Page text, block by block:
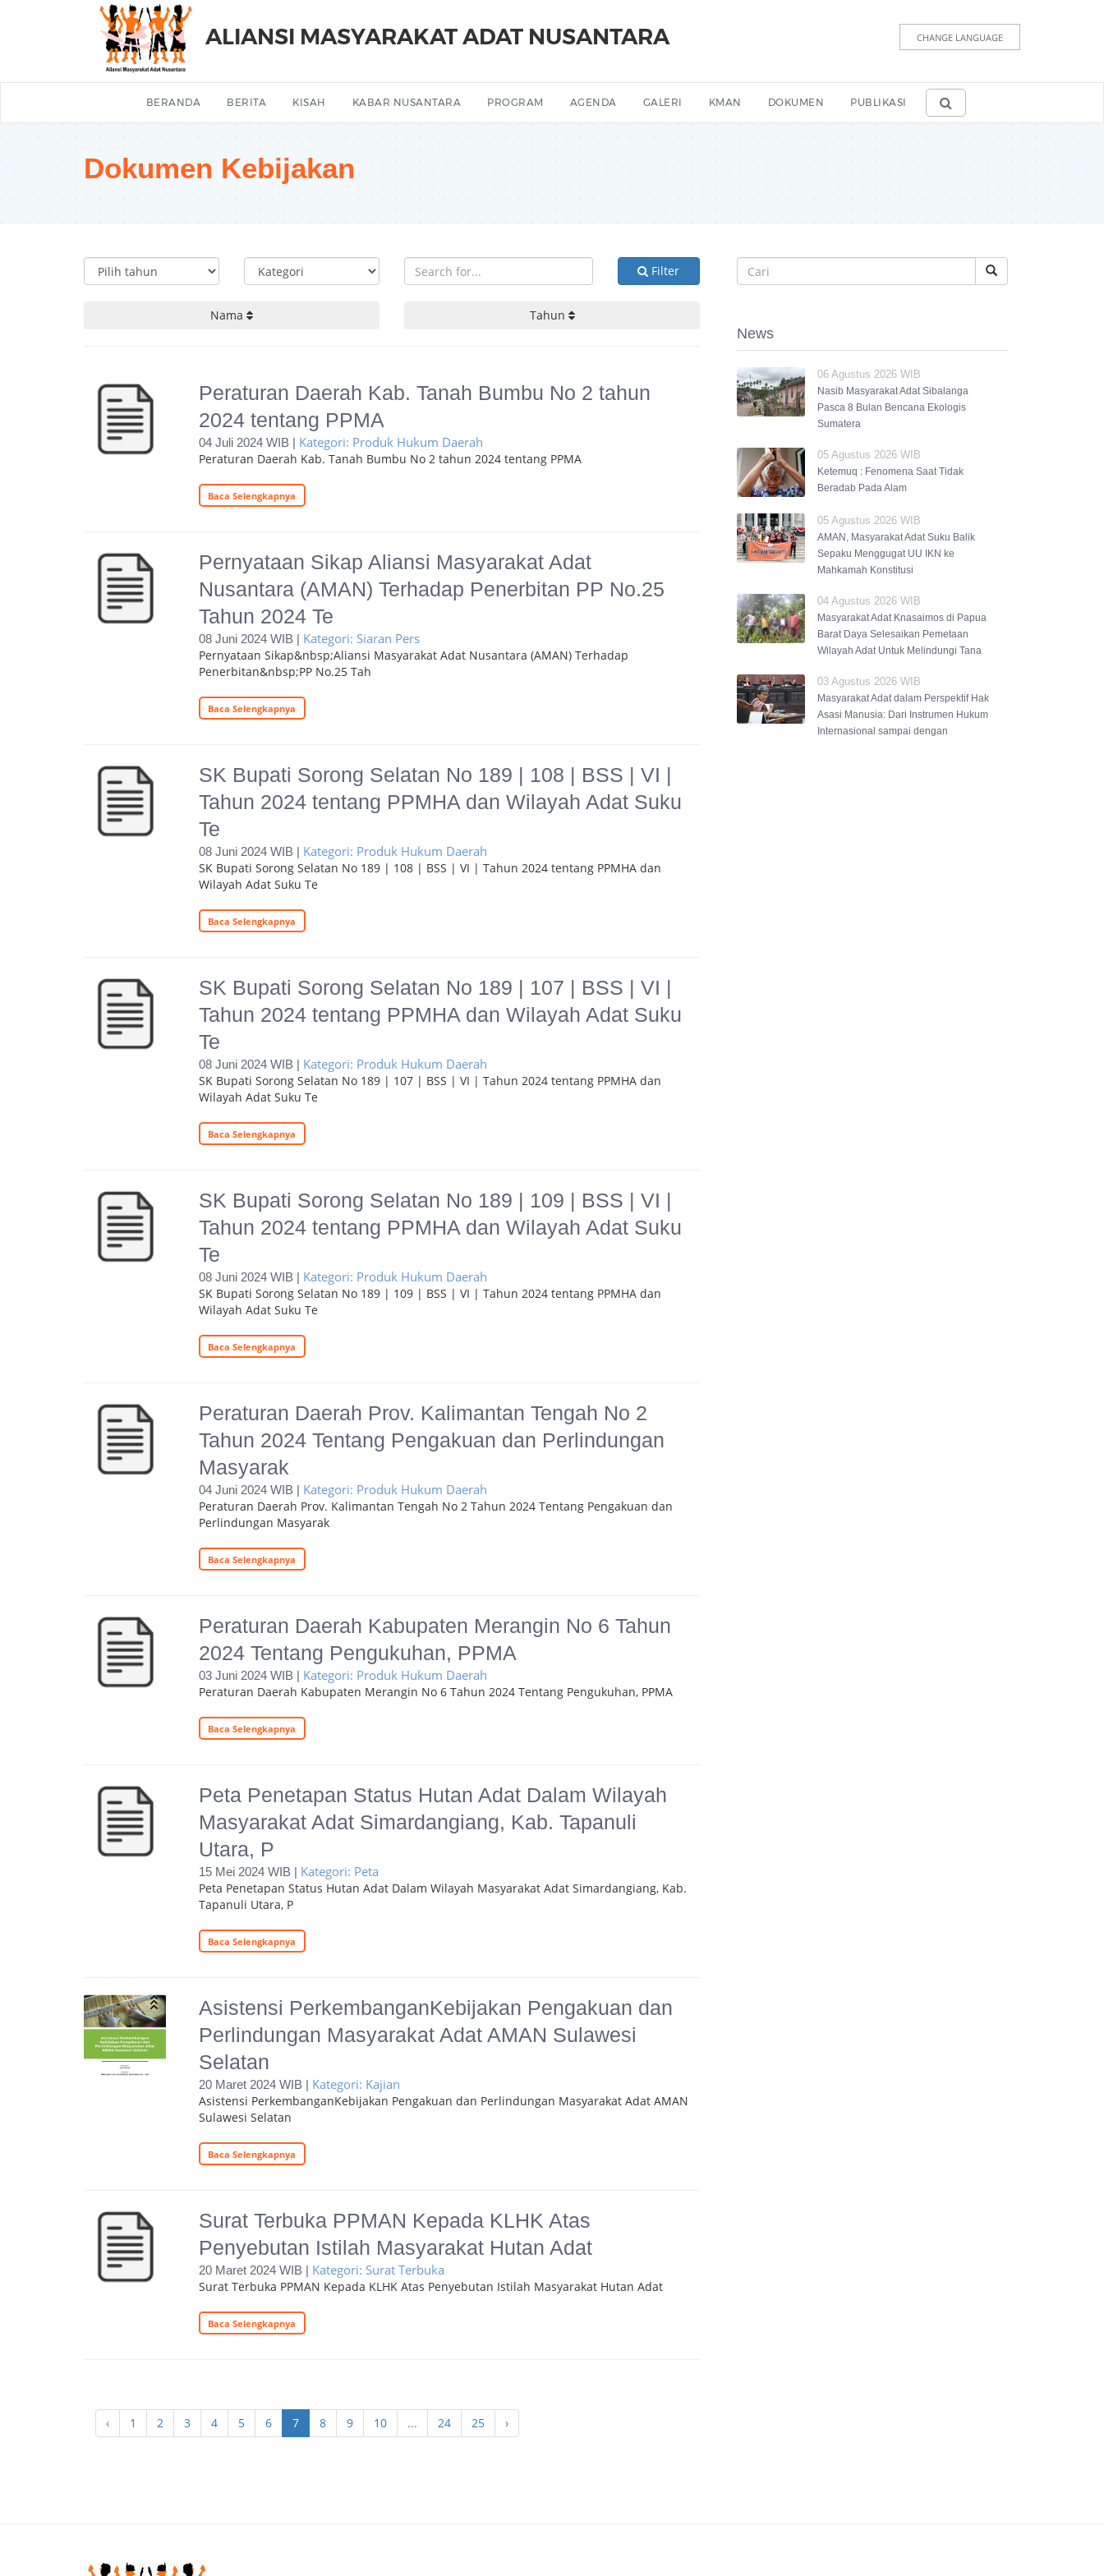
ALIANSI MASYARAKAT ADAT NUSANTARA CHANGE LANGUAGE
BERANDA BERITA KISAH KABAR NUSANTARA PROGRAM AGENDA GALERI KMAN DOKUMEN PUBLIKASI
Dokumen Kebijakan
Filter
Nama Tahun
Peraturan Daerah Kab. Tanah Bumbu No 2 tahun
2024 tentang PPMA
04 Juli 2024 WIB | Kategori: Produk Hukum Daerah
Peraturan Daerah Kab. Tanah Bumbu No 2 tahun 2024 tentang PPMA
Baca Selengkapnya
Pernyataan Sikap Aliansi Masyarakat Adat
Nusantara (AMAN) Terhadap Penerbitan PP No.25
Tahun 2024 Te
08 Juni 2024 WIB | Kategori: Siaran Pers
Pernyataan Sikap&nbsp;Aliansi Masyarakat Adat Nusantara (AMAN) Terhadap
Penerbitan&nbsp;PP No.25 Tah
Baca Selengkapnya
SK Bupati Sorong Selatan No 189 | 108 | BSS | VI |
Tahun 2024 tentang PPMHA dan Wilayah Adat Suku
Te
08 Juni 2024 WIB | Kategori: Produk Hukum Daerah
SK Bupati Sorong Selatan No 189 | 108 | BSS | VI | Tahun 2024 tentang PPMHA dan
Wilayah Adat Suku Te
Baca Selengkapnya
SK Bupati Sorong Selatan No 189 | 107 | BSS | VI |
Tahun 2024 tentang PPMHA dan Wilayah Adat Suku
Te
08 Juni 2024 WIB | Kategori: Produk Hukum Daerah
SK Bupati Sorong Selatan No 189 | 107 | BSS | VI | Tahun 2024 tentang PPMHA dan
Wilayah Adat Suku Te
Baca Selengkapnya
SK Bupati Sorong Selatan No 189 | 109 | BSS | VI |
Tahun 2024 tentang PPMHA dan Wilayah Adat Suku
Te
08 Juni 2024 WIB | Kategori: Produk Hukum Daerah
SK Bupati Sorong Selatan No 189 | 109 | BSS | VI | Tahun 2024 tentang PPMHA dan
Wilayah Adat Suku Te
Baca Selengkapnya
Peraturan Daerah Prov. Kalimantan Tengah No 2
Tahun 2024 Tentang Pengakuan dan Perlindungan
Masyarak
04 Juni 2024 WIB | Kategori: Produk Hukum Daerah
Peraturan Daerah Prov. Kalimantan Tengah No 2 Tahun 2024 Tentang Pengakuan dan
Perlindungan Masyarak
Baca Selengkapnya
Peraturan Daerah Kabupaten Merangin No 6 Tahun
2024 Tentang Pengukuhan, PPMA
03 Juni 2024 WIB | Kategori: Produk Hukum Daerah
Peraturan Daerah Kabupaten Merangin No 6 Tahun 2024 Tentang Pengukuhan, PPMA
Baca Selengkapnya
Peta Penetapan Status Hutan Adat Dalam Wilayah
Masyarakat Adat Simardangiang, Kab. Tapanuli
Utara, P
15 Mei 2024 WIB | Kategori: Peta
Peta Penetapan Status Hutan Adat Dalam Wilayah Masyarakat Adat Simardangiang, Kab.
Tapanuli Utara, P
Baca Selengkapnya
Asistensi PerkembanganKebijakan Pengakuan dan
Perlindungan Masyarakat Adat AMAN Sulawesi
Selatan
20 Maret 2024 WIB | Kategori: Kajian
Asistensi PerkembanganKebijakan Pengakuan dan Perlindungan Masyarakat Adat AMAN
Sulawesi Selatan
Baca Selengkapnya
Surat Terbuka PPMAN Kepada KLHK Atas
Penyebutan Istilah Masyarakat Hutan Adat
20 Maret 2024 WIB | Kategori: Surat Terbuka
Surat Terbuka PPMAN Kepada KLHK Atas Penyebutan Istilah Masyarakat Hutan Adat
Baca Selengkapnya
‹ 1 2 3 4 5 6 7 8 9 10 ... 24 25 ›
News
06 Agustus 2026 WIB
Nasib Masyarakat Adat Sibalanga
Pasca 8 Bulan Bencana Ekologis
Sumatera
05 Agustus 2026 WIB
Ketemuq : Fenomena Saat Tidak
Beradab Pada Alam
05 Agustus 2026 WIB
AMAN, Masyarakat Adat Suku Balik
Sepaku Menggugat UU IKN ke
Mahkamah Konstitusi
04 Agustus 2026 WIB
Masyarakat Adat Knasaimos di Papua
Barat Daya Selesaikan Pemetaan
Wilayah Adat Untuk Melindungi Tana
03 Agustus 2026 WIB
Masyarakat Adat dalam Perspektif Hak
Asasi Manusia: Dari Instrumen Hukum
Internasional sampai dengan